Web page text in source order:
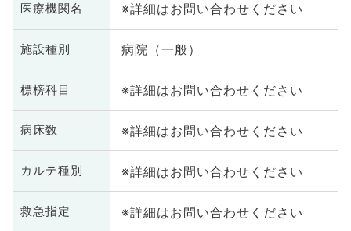
医療機関名 ※詳細はお問い合わせください
施設種別 病院（一般）
標榜科目 ※詳細はお問い合わせください
病床数 ※詳細はお問い合わせください
カルテ種別 ※詳細はお問い合わせください
救急指定 ※詳細はお問い合わせください